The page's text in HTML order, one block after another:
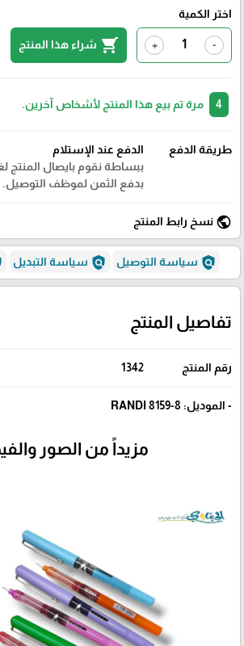
اختر الكمية
-
+
shopping_cart شراء هذا المنتج
مرة تم بيع هذا المنتج لأشخاص آخرين.
طريقة الدفع
الدفع عند الإستلام
ببساطة نقوم بايصال المنتج
بدفع الثمن لموظف التوصيل.
public نسخ رابط المنتج
policy سياسة التوصيل policy سياسة التبديل
تفاصيل المنتج
رقم المنتج 1342
- الموديل: RANDI 8159-8
مزيداً من الصور